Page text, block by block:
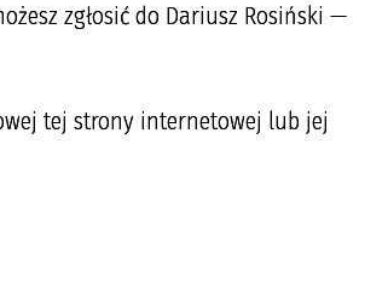
zgłosić do Dariusz Rosiński —
tej strony internetowej lub jej